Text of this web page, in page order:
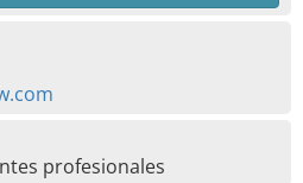
profesionales